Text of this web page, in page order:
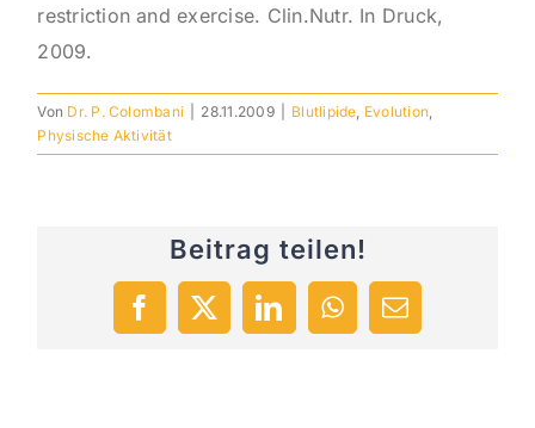
restriction and exercise. Clin.Nutr. In Druck,
2009.
Von Dr. P. Colombani 28.11.2009 Blutlipide, Evolution,
Physische Aktivität
Beitrag teilen!
Facebook
X LinkedInWhatsApp
E-